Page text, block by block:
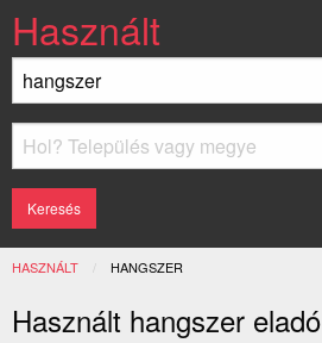
Használt
HASZNÁLT JELENLEGI:
HANGSZER
Használt hangszer eladó